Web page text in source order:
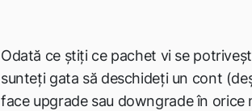
Odată ce știți ce pachet vi se
sunteți gata să deschideți un cont
face upgrade sau downgrade în orice